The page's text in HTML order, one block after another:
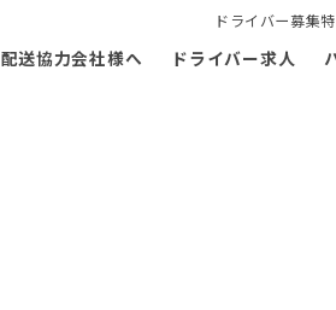
ドライバー募集
配送協力会社様へ ドライバー求人